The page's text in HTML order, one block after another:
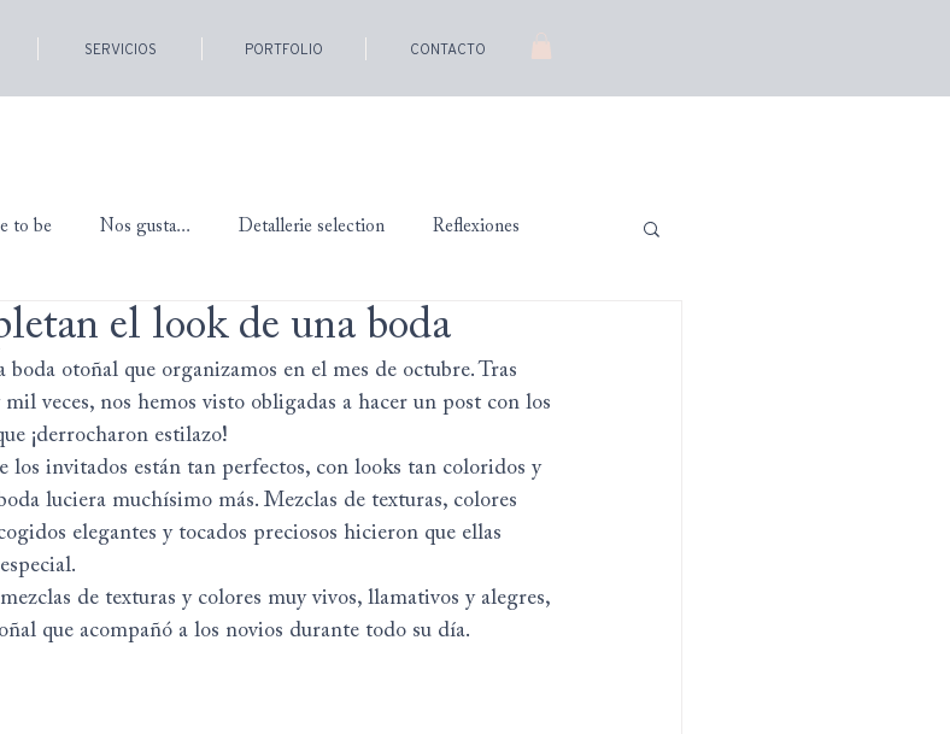
SERVICIOS PORTFOLIO CONTACTO
to be Nos gusta... Detallerie selection Reflexiones
el look de una boda
otoñal que organizamos en el mes de octubre. Tras
veces, nos hemos visto obligadas a hacer un post con los
¡derrocharon estilazo!
los invitados están tan perfectos, con looks tan coloridos y
luciera muchísimo más. Mezclas de texturas, colores
elegantes y tocados preciosos hicieron que ellas
de texturas y colores muy vivos, llamativos y alegres,
que acompañó a los novios durante todo su día.